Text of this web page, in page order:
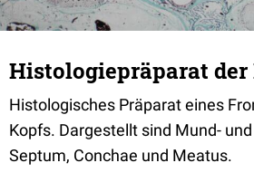
Histologiepräparat der
Histologisches Präparat eines
Kopfs. Dargestellt sind Mund-
Septum, Conchae und Meatus.